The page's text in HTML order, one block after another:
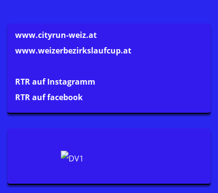
www.cityrun-weiz.at
www.weizerbezirkslaufcup.at
RTR auf Instagramm
RTR auf facebook